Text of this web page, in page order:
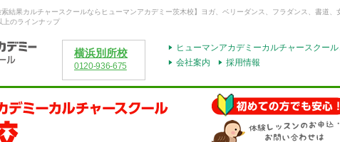
結果カルチャースクールならヒューマンアカデミー茨木校】ヨガ、ベリーダンス、フラダンス、書道
上のラインナップ
横浜別所校
0120-936-675
ヒューマンアカデミーカルチャースクール
会社案内
採用情報